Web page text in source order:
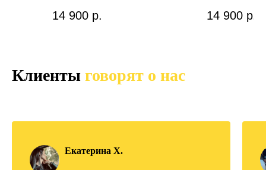
14 900 р. 14 900 р.
Клиенты говорят о нас
Екатерина Х.